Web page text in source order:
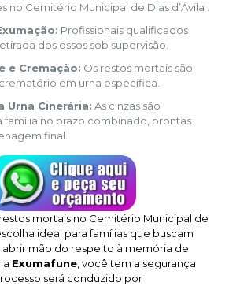
no Cemitério Municipal de Dias d’Ávila .
Profissionais qualificados
dos ossos sob supervisão.
e Cremação: Os restos mortais são
em urna específica.
Urna Cinerária: As cinzas são
família no prazo combinado, prontas
final.
mortais no Cemitério Municipal de
ideal para famílias que buscam
mão do respeito à memória de
a Exumafune, você tem a segurança
será conduzido por